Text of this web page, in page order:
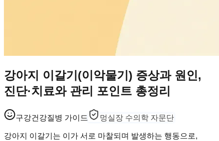
강아지 이갈기(이악물기) 증상과 원인,
진단·치료와 관리 포인트 총정리
구강건강질병 가이드 멍실장 수의학 자문단
강아지 이갈기는 이가 서로 마찰되며 발생하는 행동으로,